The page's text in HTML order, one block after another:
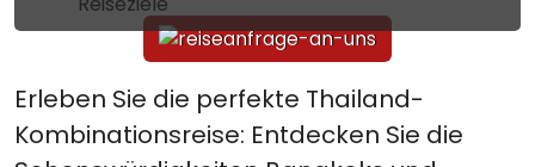
Erleben Sie die perfekte Thailand-
Kombinationsreise: Entdecken Sie die